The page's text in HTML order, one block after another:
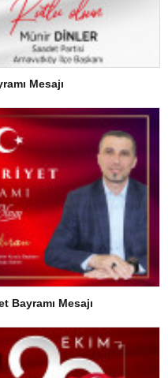
Mesajı
Bayramı Mesajı